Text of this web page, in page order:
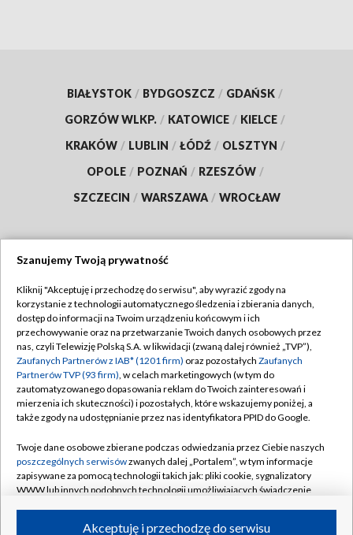
BIAŁYSTOK / BYDGOSZCZ / GDAŃSK /
GORZÓW WLKP. / KATOWICE / KIELCE /
KRAKÓW / LUBLIN / ŁÓDŹ / OLSZTYN /
OPOLE / POZNAŃ / RZESZÓW /
SZCZECIN / WARSZAWA / WROCŁAW
TVP
Abonament TVP
Emisja w TVP
Centrum informacji TVP
Naziemna Telewizja Cyfrowa
Rada Programowa
System NOS
Informacje o nadawcy
Regulamin TVP
Polityka prywatności
Moje zgody
Pomoc
Kontakt
Kanały
Szanujemy Twoją prywatność
Kliknij "Akceptuję i przechodzę do serwisu", aby wyrazić zgody na
korzystanie z technologii automatycznego śledzenia i zbierania danych,
dostęp do informacji na Twoim urządzeniu końcowym i ich
przechowywanie oraz na przetwarzanie Twoich danych osobowych przez
nas, czyli Telewizję Polską S.A. w likwidacji (zwaną dalej również „TVP”),
Zaufanych Partnerów z IAB* (1201 firm) oraz pozostałych Zaufanych
Partnerów TVP (93 firm), w celach marketingowych (w tym do
zautomatyzowanego dopasowania reklam do Twoich zainteresowań i
mierzenia ich skuteczności) i pozostałych, które wskazujemy poniżej, a
także zgody na udostępnianie przez nas identyfikatora PPID do Google.
Twoje dane osobowe zbierane podczas odwiedzania przez Ciebie naszych
poszczególnych serwisówzwanych dalej „Portalem”, w tym informacje
zapisywane za pomocą technologii takich jak: pliki cookie, sygnalizatory
WWW lub innych podobnych technologii umożliwiających świadczenie
ruchu w Internecie.Akceptuję i przechodzę do serwisu